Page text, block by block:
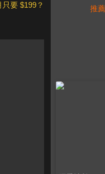
只要 $199？ 推